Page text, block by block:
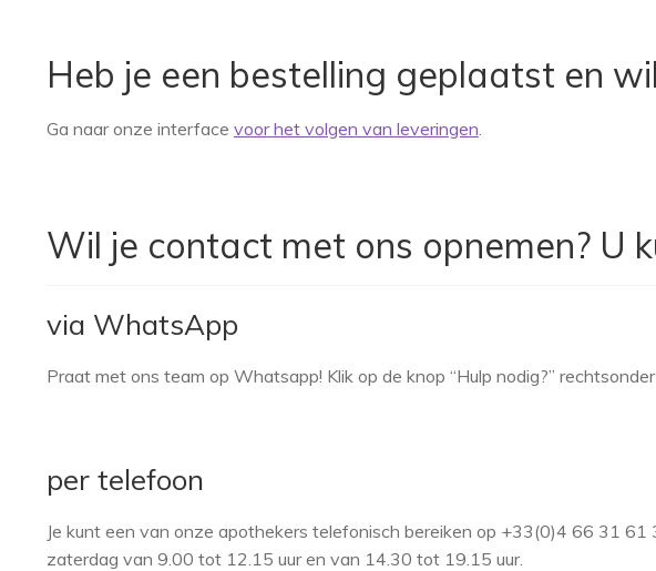
Heb je een bestelling geplaatst en
Ga naar onze interface voor het volgen van leveringen
Wil je contact met ons opnemen? U
via WhatsApp
Praat met ons team op Whatsapp! Klik op de knop “Hulp nodig?”
per telefoon
Je kunt een van onze apothekers telefonisch bereiken op +33(0)4 66 31
zaterdag van 9.00 tot 12.15 uur en van 14.30 tot 19.15 uur.